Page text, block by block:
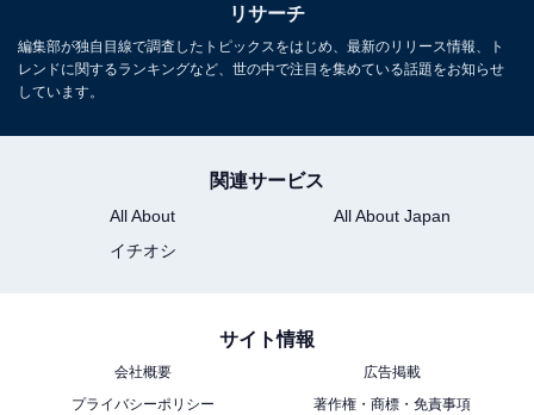
「美人だと思うギャルタレント」ランキング！ 2位「ゆ
きぽよ」を抑えた1位とは？
ト」ランキング、気になる1位は？
「好きなギャルタレント」人気ランキング！ 2位「ギャ
リサーチ
編集部が独自目線で調査したトピックスをはじめ、最新のリリース情報、ト
レンドに関するランキングなど、世の中で注目を集めている話題をお知らせ
しています。
関連サービス
All About
All About Japan
イチオシ
サイト情報
会社概要
広告掲載
プライバシーポリシー
著作権・商標・免責事項